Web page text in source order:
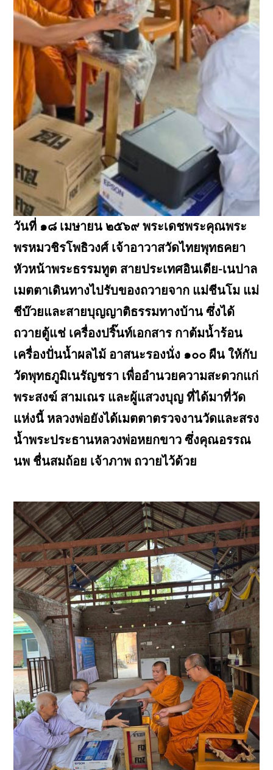
วันที่ ๑๘ เมษายน ๒๕๖๙ พระเดชพระคุณพระ
พรหมวชิรโพธิวงศ์ เจ้าอาวาสวัดไทยพุทธคยา
หัวหน้าพระธรรมทูต สายประเทศอินเดีย-เนปาล
เมตตาเดินทางไปรับของถวายจาก แม่ชีนโม แม่
ชีบ๊วยและสายบุญญาติธรรมทางบ้าน ซึ่งได้
ถวายตู้แช่ เครื่องปริ๊นท์เอกสาร กาต้มน้ำร้อน
เครื่องปั่นน้ำผลไม้ อาสนะรองนั่ง ๑๐๐ ผืน ให้กับ
วัดพุทธภูมิเนรัญชรา เพื่ออำนวยความสะดวกแก่
พระสงฆ์ สามเณร และผู้แสวงบุญ ที่ได้มาที่วัด
แห่งนี้ หลวงพ่อยังได้เมตตาตรวจงานวัดและสรง
น้ำพระประธานหลวงพ่อหยกขาว ซึ่งคุณอรรณ
นพ ชื่นสมถ้อย เจ้าภาพ ถวายไว้ด้วย